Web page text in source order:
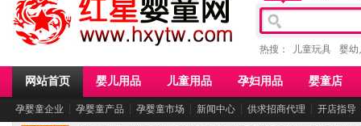
热搜： 儿童玩具 婴幼
网站首页 婴儿用品 儿童用品 孕妇用品 婴童店
孕婴童企业 ┆ 孕婴童产品 ┆ 孕婴童市场 ┆ 新闻中心 ┆ 供求招商代理 ┆ 开店指导